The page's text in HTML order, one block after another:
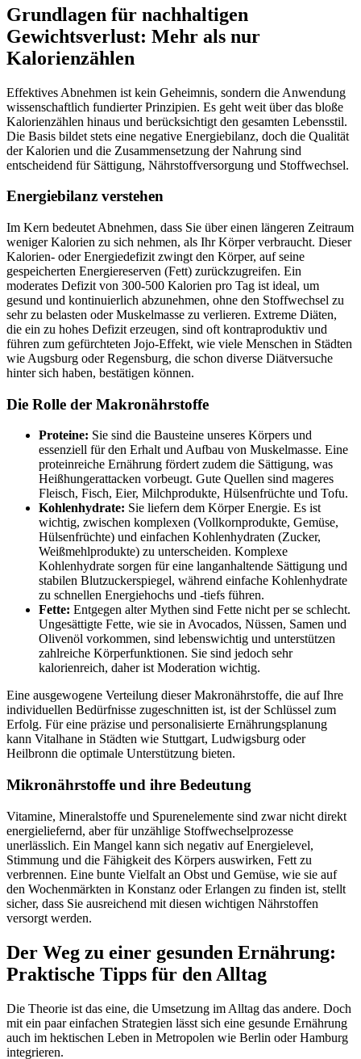
Grundlagen für nachhaltigen
Gewichtsverlust: Mehr als nur
Kalorienzählen
Effektives Abnehmen ist kein Geheimnis, sondern die Anwendung
wissenschaftlich fundierter Prinzipien. Es geht weit über das bloße
Kalorienzählen hinaus und berücksichtigt den gesamten Lebensstil.
Die Basis bildet stets eine negative Energiebilanz, doch die Qualität
der Kalorien und die Zusammensetzung der Nahrung sind
entscheidend für Sättigung, Nährstoffversorgung und Stoffwechsel.
Energiebilanz verstehen
Im Kern bedeutet Abnehmen, dass Sie über einen längeren Zeitraum
weniger Kalorien zu sich nehmen, als Ihr Körper verbraucht. Dieser
Kalorien- oder Energiedefizit zwingt den Körper, auf seine
gespeicherten Energiereserven (Fett) zurückzugreifen. Ein
moderates Defizit von 300-500 Kalorien pro Tag ist ideal, um
gesund und kontinuierlich abzunehmen, ohne den Stoffwechsel zu
sehr zu belasten oder Muskelmasse zu verlieren. Extreme Diäten,
die ein zu hohes Defizit erzeugen, sind oft kontraproduktiv und
führen zum gefürchteten Jojo-Effekt, wie viele Menschen in Städten
wie Augsburg oder Regensburg, die schon diverse Diätversuche
hinter sich haben, bestätigen können.
Die Rolle der Makronährstoffe
Proteine: Sie sind die Bausteine unseres Körpers und
essenziell für den Erhalt und Aufbau von Muskelmasse. Eine
proteinreiche Ernährung fördert zudem die Sättigung, was
Heißhungerattacken vorbeugt. Gute Quellen sind mageres
Fleisch, Fisch, Eier, Milchprodukte, Hülsenfrüchte und Tofu.
Kohlenhydrate: Sie liefern dem Körper Energie. Es ist
wichtig, zwischen komplexen (Vollkornprodukte, Gemüse,
Hülsenfrüchte) und einfachen Kohlenhydraten (Zucker,
Weißmehlprodukte) zu unterscheiden. Komplexe
Kohlenhydrate sorgen für eine langanhaltende Sättigung und
stabilen Blutzuckerspiegel, während einfache Kohlenhydrate
zu schnellen Energiehochs und -tiefs führen.
Fette: Entgegen alter Mythen sind Fette nicht per se schlecht.
Ungesättigte Fette, wie sie in Avocados, Nüssen, Samen und
Olivenöl vorkommen, sind lebenswichtig und unterstützen
zahlreiche Körperfunktionen. Sie sind jedoch sehr
kalorienreich, daher ist Moderation wichtig.
Eine ausgewogene Verteilung dieser Makronährstoffe, die auf Ihre
individuellen Bedürfnisse zugeschnitten ist, ist der Schlüssel zum
Erfolg. Für eine präzise und personalisierte Ernährungsplanung
kann Vitalhane in Städten wie Stuttgart, Ludwigsburg oder
Heilbronn die optimale Unterstützung bieten.
Mikronährstoffe und ihre Bedeutung
Vitamine, Mineralstoffe und Spurenelemente sind zwar nicht direkt
energieliefernd, aber für unzählige Stoffwechselprozesse
unerlässlich. Ein Mangel kann sich negativ auf Energielevel,
Stimmung und die Fähigkeit des Körpers auswirken, Fett zu
verbrennen. Eine bunte Vielfalt an Obst und Gemüse, wie sie auf
den Wochenmärkten in Konstanz oder Erlangen zu finden ist, stellt
sicher, dass Sie ausreichend mit diesen wichtigen Nährstoffen
versorgt werden.
Der Weg zu einer gesunden Ernährung:
Praktische Tipps für den Alltag
Die Theorie ist das eine, die Umsetzung im Alltag das andere. Doch
mit ein paar einfachen Strategien lässt sich eine gesunde Ernährung
auch im hektischen Leben in Metropolen wie Berlin oder Hamburg
integrieren.